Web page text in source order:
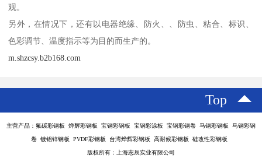
观。
另外，在情况下，还有以电器绝缘、防火、、防虫、粘合、标识、
色彩调节、温度指示等为目的而生产的。
m.shzcsy.b2b168.com
Top
主营产品：氟碳彩钢板 烨辉彩钢板 宝钢彩钢板 宝钢彩涂板 宝钢彩钢卷 马钢彩钢板 马钢彩钢
卷 镀铝锌钢板 PVDF彩钢板 台湾烨辉彩钢板 高耐候彩钢板 硅改性彩钢板
版权所有：上海志辰实业有限公司